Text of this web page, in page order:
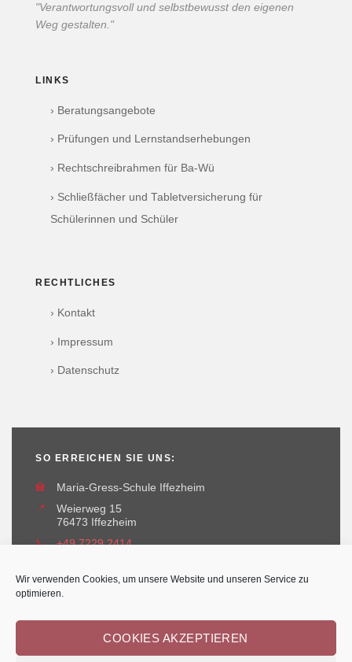
Wir verwenden Cookies, um unsere Website und unseren Service zu
optimieren.
COOKIES AKZEPTIEREN
"Verantwortungsvoll und selbstbewusst den eigenen
Weg gestalten."
LINKS
› Beratungsangebote
› Prüfungen und Lernstandserhebungen
› Rechtschreibrahmen für Ba-Wü
› Schließfächer und Tabletversicherung für
Schülerinnen und Schüler
RECHTLICHES
› Kontakt
› Impressum
› Datenschutz
SO ERREICHEN SIE UNS:
🏫
Maria-Gress-Schule Iffezheim
📍
Weierweg 15
76473 Iffezheim
📞
+49 7229 2414